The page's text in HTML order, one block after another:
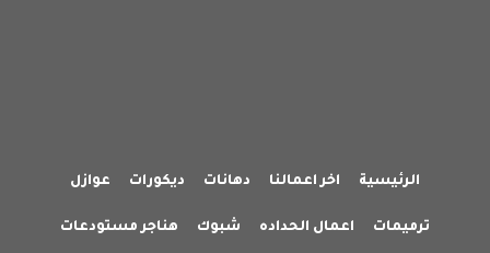
الرئيسية اخر اعمالنا دهانات ديكورات عوازل
ترميمات اعمال الحداده شبوك هناجر مستودعات